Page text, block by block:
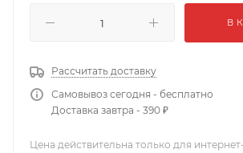
В
Рассчитать доставку
Самовывоз сегодня - бесплатно
Доставка завтра - 390 ₽
Цена действительна только для